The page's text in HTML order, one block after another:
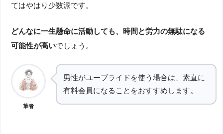
てはやはり少数派です。
どんなに一生懸命に活動しても、時間と労力の無駄になる
可能性が高いでしょう。
筆者
男性がユーブライドを使う場合は、素直に
有料会員になることをおすすめします。